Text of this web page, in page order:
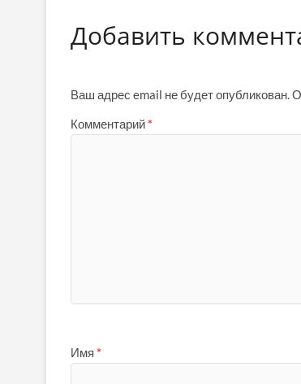
Добавить
Ваш адрес email не будет опубликован.
Комментарий *
Имя *